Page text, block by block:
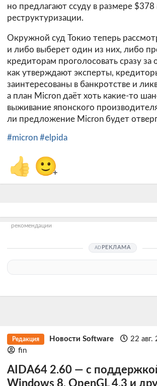
но предлагают ссуду в размере
реструктуризации.
Окружной суд Токио теперь
и либо выберет один из них, либо
кредиторам проголосовать сразу за
как утверждают эксперты,
заинтересованы в банкротстве и
а план Micron даёт хоть какие-то
выживание японского
ли предложение Micron будет
#micron #elpida
👍 🙂+
рекомендации
РЕКЛАМА
Редакция Новости Software
22 авг.
fin
AIDA64 2.60 — с
Windows 8, OpenGL 4.3 и